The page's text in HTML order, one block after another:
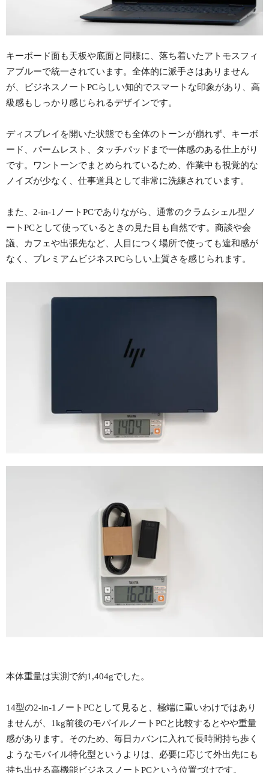
キーボード面も天板や底面と同様に、落ち着いたアトモスフィ
アブルーで統一されています。全体的に派手さはありません
が、ビジネスノートPCらしい知的でスマートな印象があり、高
級感もしっかり感じられるデザインです。
ディスプレイを開いた状態でも全体のトーンが崩れず、キーボ
ード、パームレスト、タッチパッドまで一体感のある仕上がり
です。ワントーンでまとめられているため、作業中も視覚的な
ノイズが少なく、仕事道具として非常に洗練されています。
また、2-in-1ノートPCでありながら、通常のクラムシェル型ノ
ートPCとして使っているときの見た目も自然です。商談や会
議、カフェや出張先など、人目につく場所で使っても違和感が
なく、プレミアムビジネスPCらしい上質さを感じられます。
本体重量は実測で約1,404gでした。
14型の2-in-1ノートPCとして見ると、極端に重いわけではあり
ませんが、1kg前後のモバイルノートPCと比較するとやや重量
感があります。そのため、毎日カバンに入れて長時間持ち歩く
ようなモバイル特化型というよりは、必要に応じて外出先にも
持ち出せる高機能ビジネスノートPCという位置づけです。